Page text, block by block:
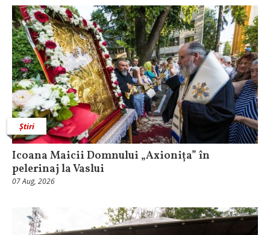
Știri
Icoana Maicii Domnului „Axionița” în
pelerinaj la Vaslui
07 Aug, 2026